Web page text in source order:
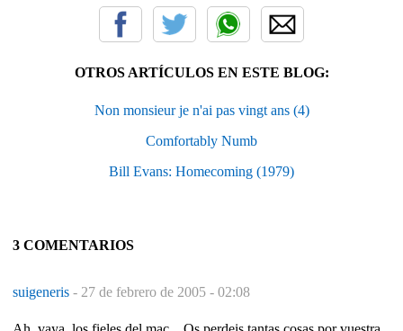
OTROS ARTÍCULOS EN ESTE BLOG:
Non monsieur je n'ai pas vingt ans (4)
Comfortably Numb
Bill Evans: Homecoming (1979)
3 COMENTARIOS
suigeneris - 27 de febrero de 2005 - 02:08